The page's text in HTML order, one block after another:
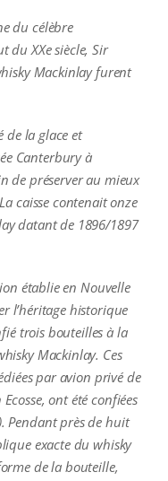
du célèbre
du XXe siècle, Sir
Mackinlay furent
de la glace et
Canterbury à
de préserver au mieux
caisse contenait onze
datant de 1896/1897
établie en Nouvelle
l’héritage historique
trois bouteilles à la
Mackinlay. Ces
par avion privé de
ont été confiées
Pendant près de huit
exacte du whisky
de la bouteille,